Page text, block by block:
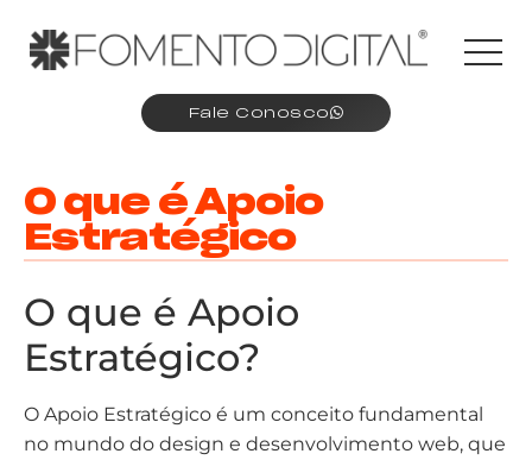
Fale Conosco
O que é Apoio
Estratégico
O que é Apoio
Estratégico?
O Apoio Estratégico é um conceito fundamental
no mundo do design e desenvolvimento web, que